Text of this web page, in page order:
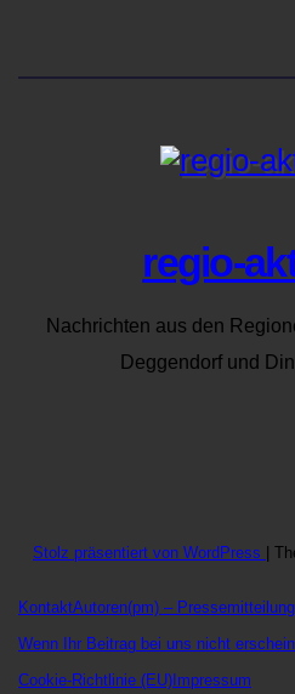
regio-
Nachrichten aus den
Deggendorf und
Stolz präsentiert von WordPress
KontaktAutoren(pm) –
Wenn Ihr Beitrag bei uns nicht
Cookie-Richtlinie (EU) Impressum